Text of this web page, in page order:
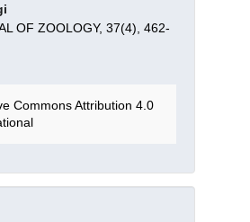
OF ZOOLOGY, 37(4), 462-
Commons Attribution 4.0